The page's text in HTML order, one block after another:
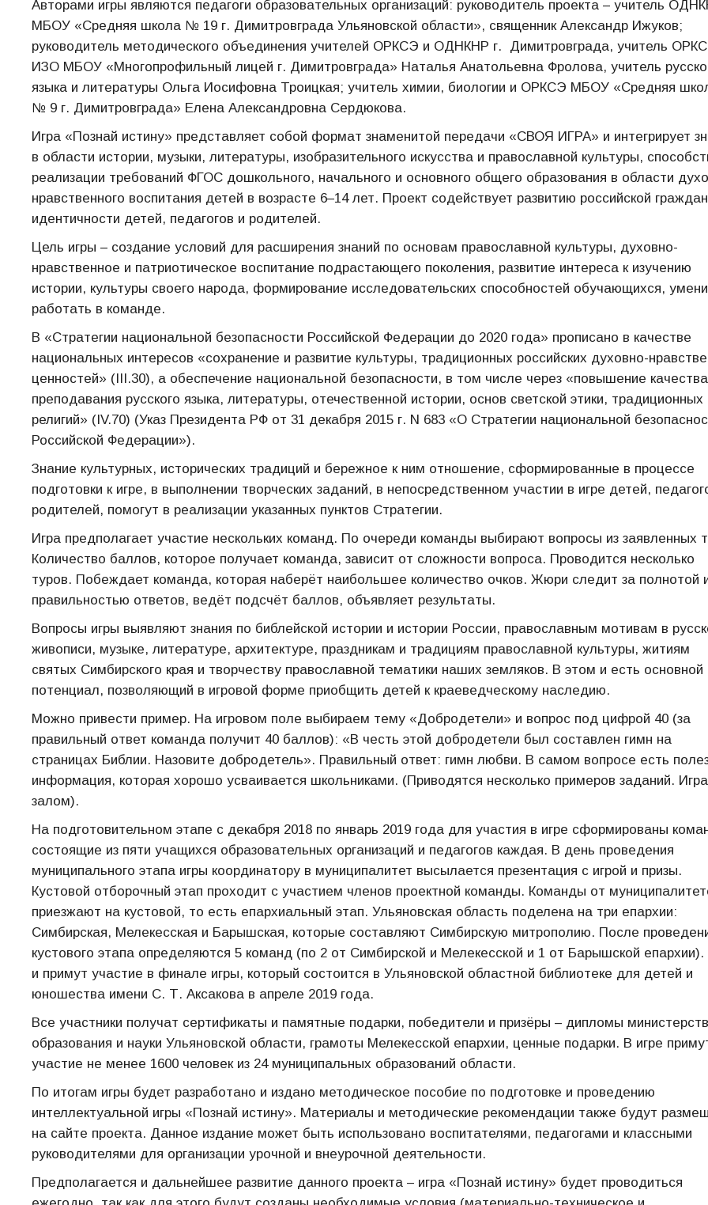
Авторами игры являются педагоги образовательных организаций: руководитель проекта – учитель
МБОУ «Средняя школа № 19 г. Димитровграда Ульяновской области», священник Александр Ижуков;
руководитель методического объединения учителей ОРКСЭ и ОДНКНР г.
Димитровграда, учитель
ИЗО МБОУ «Многопрофильный лицей г. Димитровграда» Наталья Анатольевна Фролова, учитель
языка и литературы Ольга Иосифовна Троицкая; учитель химии, биологии и ОРКСЭ МБОУ «Средняя
№ 9 г. Димитровграда» Елена Александровна Сердюкова.
Игра «Познай истину» представляет собой формат знаменитой передачи «СВОЯ ИГРА» и интегрирует
в области истории, музыки, литературы, изобразительного искусства и православной культуры,
реализации требований ФГОС дошкольного, начального и основного общего образования в области
нравственного воспитания детей в возрасте 6–14 лет. Проект содействует развитию российской
идентичности детей, педагогов и родителей.
Цель игры – создание условий для расширения знаний по основам православной культуры, духовно-
нравственное и патриотическое воспитание подрастающего поколения, развитие интереса к изучению
истории, культуры своего народа, формирование исследовательских способностей обучающихся,
работать в команде.
В «Стратегии национальной безопасности Российской Федерации до 2020 года» прописано в качестве
национальных интересов «сохранение и развитие культуры, традиционных российских духовно-
ценностей» (III.30), а обеспечение национальной безопасности, в том числе через «повышение качества
преподавания русского языка, литературы, отечественной истории, основ светской этики, традиционных
религий» (IV.70) (Указ Президента РФ от 31 декабря 2015 г. N 683 «О Стратегии национальной
Российской Федерации»).
Знание культурных, исторических традиций и бережное к ним отношение, сформированные в процессе
подготовки к игре, в выполнении творческих заданий, в непосредственном участии в игре детей,
родителей, помогут в реализации указанных пунктов Стратегии.
Игра предполагает участие нескольких команд. По очереди команды выбирают вопросы из заявленных
Количество баллов, которое получает команда, зависит от сложности вопроса. Проводится несколько
туров. Побеждает команда, которая наберёт наибольшее количество очков. Жюри следит за полнотой
правильностью ответов, ведёт подсчёт баллов, объявляет результаты.
Вопросы игры выявляют знания по библейской истории и истории России, православным мотивам в
живописи, музыке, литературе, архитектуре, праздникам и традициям православной культуры, житиям
святых Симбирского края и творчеству православной тематики наших земляков. В этом и есть основной
потенциал, позволяющий в игровой форме приобщить детей к краеведческому наследию.
Можно привести пример. На игровом поле выбираем тему «Добродетели» и вопрос под цифрой 40 (за
правильный ответ команда получит 40 баллов): «В честь этой добродетели был составлен гимн на
страницах Библии. Назовите добродетель». Правильный ответ: гимн любви. В самом вопросе есть
информация, которая хорошо усваивается школьниками. (Приводятся несколько примеров заданий.
залом).
На подготовительном этапе с декабря 2018 по январь 2019 года для участия в игре сформированы
состоящие из пяти учащихся образовательных организаций и педагогов каждая. В день проведения
муниципального этапа игры координатору в муниципалитет высылается презентация с игрой и призы.
Кустовой отборочный этап проходит с участием членов проектной команды. Команды от
приезжают на кустовой, то есть епархиальный этап. Ульяновская область поделена на три епархии:
Симбирская, Мелекесская и Барышская, которые составляют Симбирскую митрополию. После
кустового этапа определяются 5 команд (по 2 от Симбирской и Мелекесской и 1 от Барышской
и примут участие в финале игры, который состоится в Ульяновской областной библиотеке для детей и
юношества имени С. Т. Аксакова в апреле 2019 года.
Все участники получат сертификаты и памятные подарки, победители и призёры – дипломы
образования и науки Ульяновской области, грамоты Мелекесской епархии, ценные подарки. В игре
участие не менее 1600 человек из 24 муниципальных образований области.
По итогам игры будет разработано и издано методическое пособие по подготовке и проведению
интеллектуальной игры «Познай истину». Материалы и методические рекомендации также будут
на сайте проекта. Данное издание может быть использовано воспитателями, педагогами и классными
руководителями для организации урочной и внеурочной деятельности.
Предполагается и дальнейшее развитие данного проекта – игра «Познай истину» будет проводиться